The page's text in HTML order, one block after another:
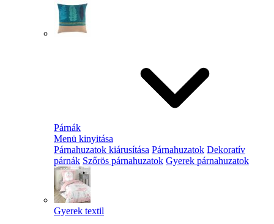
Párnák
Menü kinyitása
Párnahuzatok kiárusítása Párnahuzatok Dekoratív
párnák Szőrös párnahuzatok Gyerek párnahuzatok
Gyerek textil